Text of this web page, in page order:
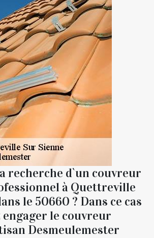
recherche d`un couvreur
à Quettreville
le 50660 ? Dans ce cas
engager le couvreur
Desmeulemester